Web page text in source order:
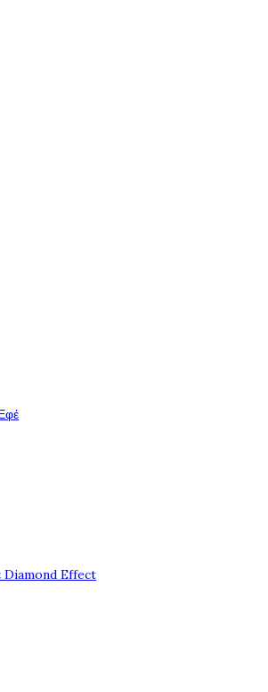
Diamond Effect